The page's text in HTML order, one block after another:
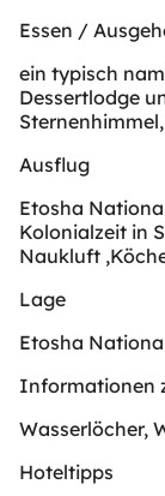
Essen /
ein typisch
Dessertlodge
Ausflug
Etosha
Kolonialzeit in
Naukluft
Lage
Etosha
Informationen
Wasserlöcher,
Hoteltipps